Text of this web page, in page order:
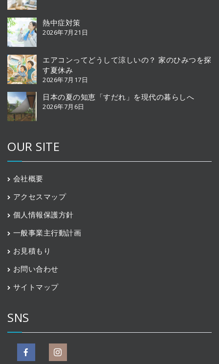
熱中症対策
2026年7月21日
エアコンってどうして涼しいの？ 家のひみつを探
す夏休み
2026年7月17日
日本の夏の知恵「すだれ」を現代の暮らしへ
2026年7月6日
OUR SITE
会社概要
アクセスマップ
個人情報保護方針
一般事業主行動計画
お見積もり
お問い合わせ
サイトマップ
SNS